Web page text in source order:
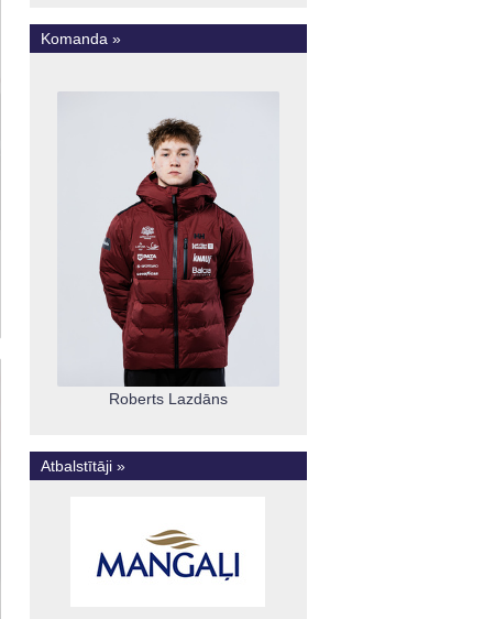
Komanda »
Roberts Lazdāns
Atbalstītāji »